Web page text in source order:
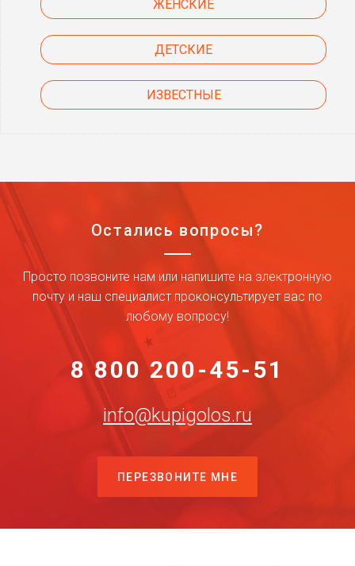
ЖЕНСКИЕ
ДЕТСКИЕ
ИЗВЕСТНЫЕ
Остались вопросы?
Просто позвоните нам или напишите на электронную
почту и наш специалист проконсультирует вас по
любому вопросу!
8 800 200-45-51
info@kupigolos.ru
ПЕРЕЗВОНИТЕ МНЕ